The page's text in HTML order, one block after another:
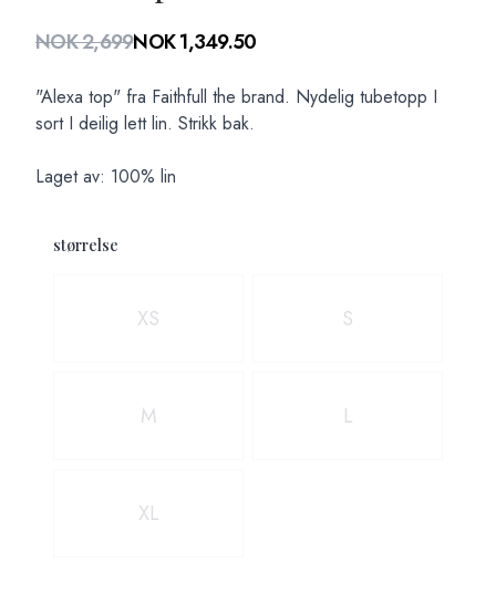
Produktdetaljer
NOK 2,699NOK 1,349.50
Description
"Alexa top" fra Faithfull the brand. Nydelig tubetopp I
sort I deilig lett lin. Strikk bak.
Laget av: 100% lin
størrelse
XS S
M L
XL